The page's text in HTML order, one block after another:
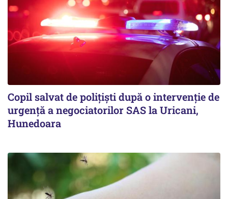
Copil salvat de polițiști după o intervenție de
urgență a negociatorilor SAS la Uricani,
Hunedoara